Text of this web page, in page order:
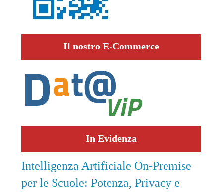
Il nostro E-Commerce
In Evidenza
Intelligenza Artificiale On-Premise
per le Scuole: Potenza, Privacy e